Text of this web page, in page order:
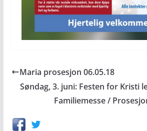
Maria prosesjon 06.05.18
Søndag, 3. juni: Festen for Kristi
Familiemesse /